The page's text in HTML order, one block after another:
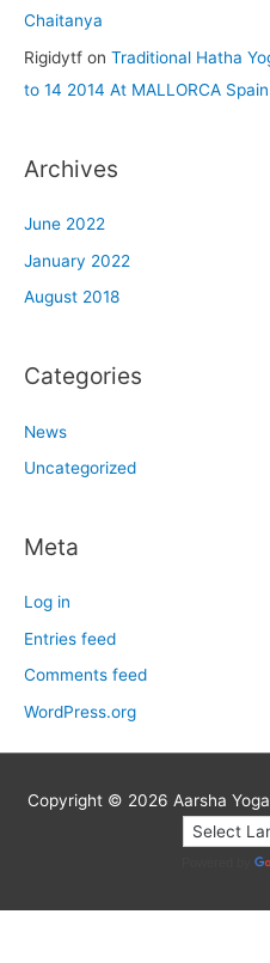
Chaitanya
Rigidytf on Traditional Hatha
to 14 2014 At MALLORCA
Archives
June 2022
January 2022
August 2018
Categories
News
Uncategorized
Meta
Log in
Entries feed
Comments feed
WordPress.org
Copyright © 2026 Aarsha